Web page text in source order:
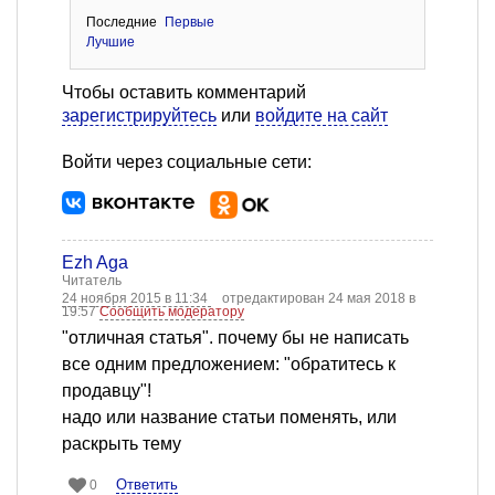
Последние
Первые
Лучшие
Чтобы оставить комментарий
зарегистрируйтесь или войдите на сайт
Войти через социальные сети:
Ezh Aga
Читатель
24 ноября 2015 в 11:34
отредактирован 24 мая 2018 в
19:57Сообщить модератору
"отличная статья". почему бы не написать
все одним предложением: "обратитесь к
продавцу"!
надо или название статьи поменять, или
раскрыть тему
0 Ответить